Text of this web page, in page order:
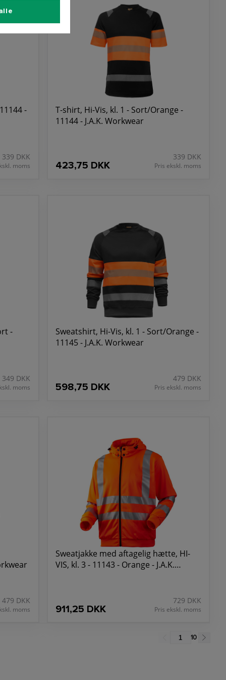
-
339 DKK
moms
T-shirt, Hi-Vis, kl. 1 - Sort/Orange -
11144 - J.A.K. Workwear
423,75 DKK
339 DKK
Pris ekskl. moms
-
349 DKK
moms
Sweatshirt, Hi-Vis, kl. 1 - Sort/Orange -
11145 - J.A.K. Workwear
598,75 DKK
479 DKK
Pris ekskl. moms
479 DKK
moms
Sweatjakke med aftagelig hætte, HI-
VIS, kl. 3 - 11143 - Orange - J.A.K.
911,25 DKK
729 DKK
Pris ekskl. moms
10